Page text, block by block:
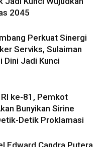
2045
Perkuat Sinergi
Serviks, Sulaiman
Dini Jadi Kunci
ke-81, Pemkot
Bunyikan Sirine
Detik Proklamasi
Edward Candra Putera